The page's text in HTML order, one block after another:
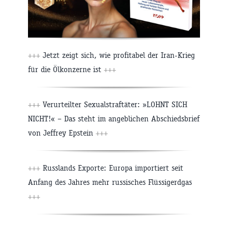
+++ Jetzt zeigt sich, wie profitabel der Iran-Krieg
für die Ölkonzerne ist +++
+++ Verurteilter Sexualstraftäter: »LOHNT SICH
NICHT!« – Das steht im angeblichen Abschiedsbrief
von Jeffrey Epstein +++
+++ Russlands Exporte: Europa importiert seit
Anfang des Jahres mehr russisches Flüssigerdgas
+++